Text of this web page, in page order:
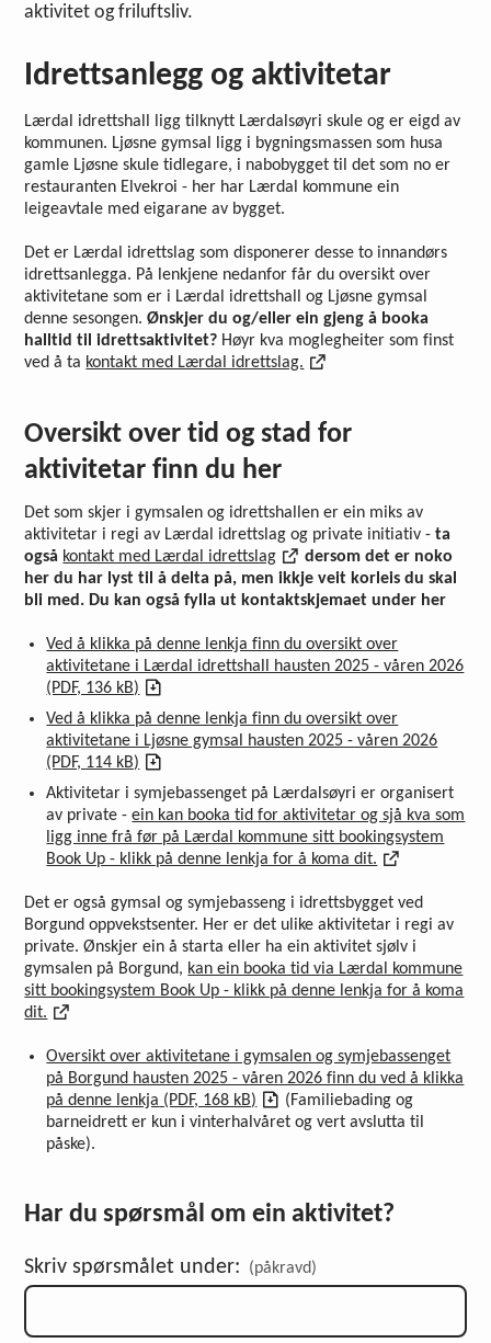
aktivitet og friluftsliv.
Idrettsanlegg og aktivitetar
Lærdal idrettshall ligg tilknytt Lærdalsøyri skule og er eigd av
kommunen. Ljøsne gymsal ligg i bygningsmassen som husa
gamle Ljøsne skule tidlegare, i nabobygget til det som no er
restauranten Elvekroi - her har Lærdal kommune ein
leigeavtale med eigarane av bygget.
Det er Lærdal idrettslag som disponerer desse to innandørs
idrettsanlegga. På lenkjene nedanfor får du oversikt over
aktivitetane som er i Lærdal idrettshall og Ljøsne gymsal
denne sesongen.Ønskjer du og/eller ein gjeng å booka
halltid til idrettsaktivitet? Høyr kva moglegheiter som finst
ved å ta kontakt med Lærdal idrettslag.
Oversikt over tid og stad for
aktivitetar finn du her
Det som skjer i gymsalen og idrettshallen er ein miks av
aktivitetar i regi av Lærdal idrettslag og private initiativ -ta
også kontakt med Lærdal idrettslag
dersom det er noko
her du har lyst til å delta på, men ikkje veit korleis du skal
bli med. Du kan også fylla ut kontaktskjemaet under her
Ved å klikka på denne lenkja finn du oversikt over
aktivitetane i Lærdal idrettshall hausten 2025 - våren 2026
(PDF, 136 kB)
Ved å klikka på denne lenkja finn du oversikt over
aktivitetane i Ljøsne gymsal hausten 2025 - våren 2026
(PDF, 114 kB)
Aktivitetar i symjebassenget på Lærdalsøyri er organisert
av private -ein kan booka tid for aktivitetar og sjå kva som
ligg inne frå før på Lærdal kommune sitt bookingsystem
Book Up - klikk på denne lenkja for å koma dit.
Det er også gymsal og symjebasseng i idrettsbygget ved
Borgund oppvekstsenter. Her er det ulike aktivitetar i regi av
private. Ønskjer ein å starta eller ha ein aktivitet sjølv i
gymsalen på Borgund, kan ein booka tid via Lærdal kommune
sitt bookingsystem Book Up - klikk på denne lenkja for å koma
dit.
Oversikt over aktivitetane i gymsalen og symjebassenget
på Borgund hausten 2025 - våren 2026 finn du ved å klikka
på denne lenkja (PDF, 168 kB)
(Familiebading og
barneidrett er kun i vinterhalvåret og vert avslutta til
påske).
Har du spørsmål om ein aktivitet?
Skriv spørsmålet under: (påkravd)